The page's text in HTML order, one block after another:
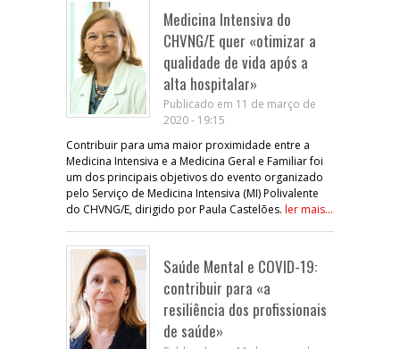
Medicina Intensiva do
CHVNG/E quer «otimizar a
qualidade de vida após a
alta hospitalar»
Publicado em 11 de março de
2020 - 19:15
Contribuir para uma maior proximidade entre a
Medicina Intensiva e a Medicina Geral e Familiar foi
um dos principais objetivos do evento organizado
pelo Serviço de Medicina Intensiva (MI) Polivalente
do CHVNG/E, dirigido por Paula Castelões. ler mais...
Saúde Mental e COVID-19:
contribuir para «a
resiliência dos profissionais
de saúde»